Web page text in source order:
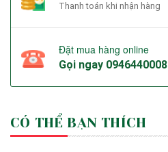
Thanh toán khi nhận hàng
Đặt mua hàng online
Gọi ngay 0946440008
CÓ THỂ BẠN THÍCH